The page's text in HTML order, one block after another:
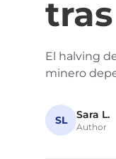
El halving
minero
SL Sara L.
Author